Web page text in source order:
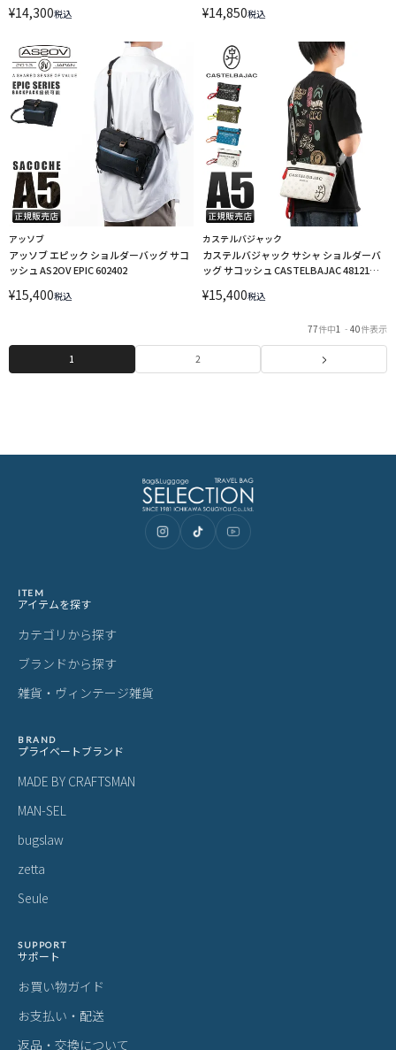
¥14,300税込 ¥14,850税込
アッソブ
アッソブ エピック ショルダーバッグ サコ
ッシュ AS2OV EPIC 602402
¥15,400税込
カステルバジャック
カステルバジャック サシャ ショルダーバ
ッグ サコッシュ CASTELBAJAC 48121
¥15,400税込
77件中1 - 40件表示
1 2
ITEM
アイテムを探す
カテゴリから探す
ブランドから探す
雑貨・ヴィンテージ雑貨
BRAND
プライベートブランド
MADE BY CRAFTSMAN
MAN-SEL
bugslaw
zetta
Seule
SUPPORT
サポート
お買い物ガイド
お支払い・配送
返品・交換について